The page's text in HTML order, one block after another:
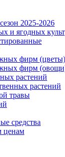
2025-2026
и ягодных
фирм (цветы)
фирм
растений
растений
травы
средства
ценам